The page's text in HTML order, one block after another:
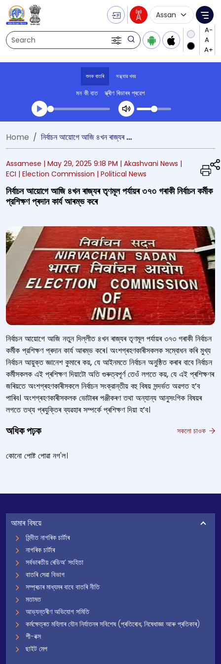
Search
Language
শুনক বাতৰি সন্ধ্যার খবর
মন কী বাত স্ক্ৰীণ ৰিডাৰৰ প্ৰৱেশ
Transcript summary
খেলা অডিঅ' সন্ধ্যার খবর
Home নির্বাচন আয়োগে আজি ৪খন ৰাজ্যৰ তৃণমূল পৰ্যায়ৰ ৩৭৩ গৰাকী নিৰ্বাচন কৰ্মীক প্রশিক্ষণ প্ৰদান কাৰ্য আৰম্ভ কৰে
Assamese | May 29, 2025 9:18 PM | Akashvani News |
ECI | Election Commission | Political News
নির্বাচন আয়োগে আজি ৪খন ৰাজ্যৰ তৃণমূল পৰ্যায়ৰ ৩৭৩ গৰাকী নিৰ্বাচন কৰ্মীক
প্রশিক্ষণ প্ৰদান কাৰ্য আৰম্ভ কৰে
নির্বাচন আয়োগে আজি নতুন দিল্লীত ৪খন ৰাজ্যৰ তৃণমূল পৰ্যায়ৰ ৩৭৩ গৰাকী নিৰ্বাচন
কৰ্মীক প্রশিক্ষণ প্ৰদান কাৰ্য আৰম্ভ কৰে। অংশগ্ৰহণকাৰীসকলক সম্বোধন কৰি মুখ্য
নির্বাচন আয়ুক্ত জ্ঞানেশ কুমাৰে কয়, যে আইনমতে নির্বাচন অনুষ্ঠিত কৰাৰ বাবে নিৰ্বাচন
কৰ্মীসকলক এই প্ৰশিক্ষণ দিয়াটো অতি গুৰুত্বপূৰ্ণ তেওঁ লগতে কয়, যে এই প্ৰশিক্ষণৰ
জৰিয়তে অংশগ্ৰহণকাৰীসকলে নির্বাচন সংক্রান্তীয় বহু বিষয় সন্দৰ্ভত অৱগত হ’ব
পাৰিব। অংশগ্ৰহণকাৰীসকলক ভোটাৰৰ পঞ্জীকৰণ তথা অন্যান্য আনুসংগিক বিষয়ৰ
লগতে তথ্য প্ৰযুক্তিৰ ব্যৱহাৰ সম্পৰ্কে প্ৰশিক্ষণ দিয়া হ’ব।
অধিক পঢ়ক সকলো চাওক
কোনো পোষ্ট পোৱা নগ'ল।
আমাৰ বিষয়ে
হিন্দীত নাগৰিক চাৰ্টাৰ
নাগৰিক চাৰ্টাৰ
সৰ্বভাৰতীয় ৰেডিঅ’ সংহিতা
বাতৰি সেৱা বিভাগ
সম্প্ৰচাৰ মাধ্যমৰ বাবে বাতৰি নীতি
মতামত
আভ্যন্তৰীণ অভিযোগ সমিতি
কৰ্মক্ষেত্ৰত মহিলাৰ যৌন নিৰ্যাতনৰ সবিশেষ (প্ৰতিৰোধ, নিষেধাজ্ঞা আৰু প্ৰতিকাৰ)
শী-বক্স
ছাইট মেপ